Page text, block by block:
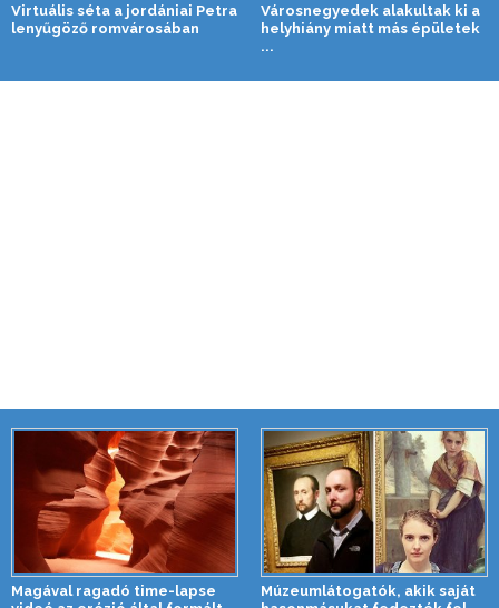
Virtuális séta a jordániai Petra
lenyűgöző romvárosában
Városnegyedek alakultak ki a
helyhiány miatt más épületek
...
Magával ragadó time-lapse
Múzeumlátogatók, akik saját